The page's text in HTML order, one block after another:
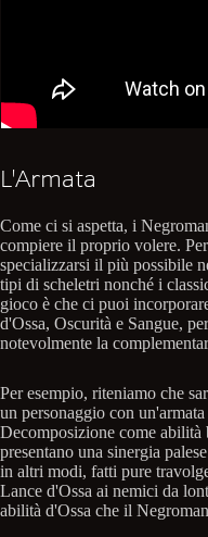
L'Armata
Come ci si aspetta, i
compiere il proprio volere.
specializzarsi il più possibile
tipi di scheletri nonché i
gioco è che ci puoi
d'Ossa, Oscurità e Sangue,
notevolmente la
Per esempio, riteniamo che
un personaggio con
Decomposizione come abilità
presentano una sinergia
in altri modi, fatti pure
Lance d'Ossa ai nemici da
abilità d'Ossa che il